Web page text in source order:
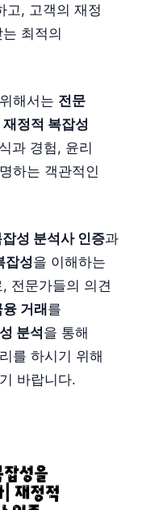
고, 고객의 재정
최적의
해서는 전문
재정적 복잡성
과 경험, 윤리
하는 객관적인
성 분석사 인증과
잡성을 이해하는
전문가들의 의견
융 거래를
분석을 통해
를 하시기 위해
바랍니다.